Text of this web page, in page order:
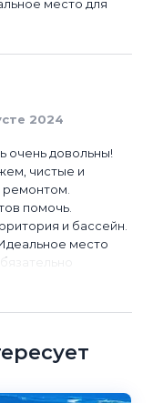
место для
2024
очень довольны!
чистые и
помочь.
и бассейн.
место